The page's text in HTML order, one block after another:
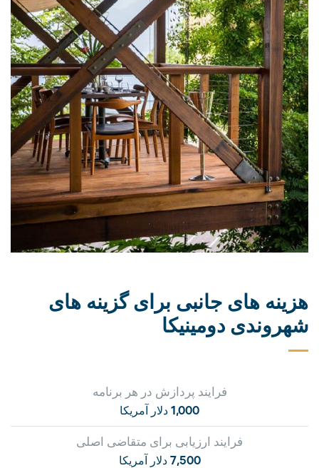
هزینه های جانبی برای گزینه های
شهروندی دومینیکا
فرایند پردازش در هر برنامه
1,000 دلار آمریکا
فرایند ارزیابی برای متقاضی اصلی
7,500 دلار آمریکا